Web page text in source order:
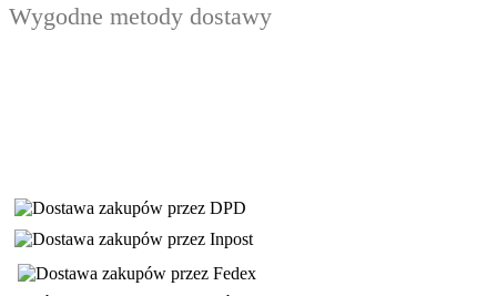
Wygodne metody dostawy